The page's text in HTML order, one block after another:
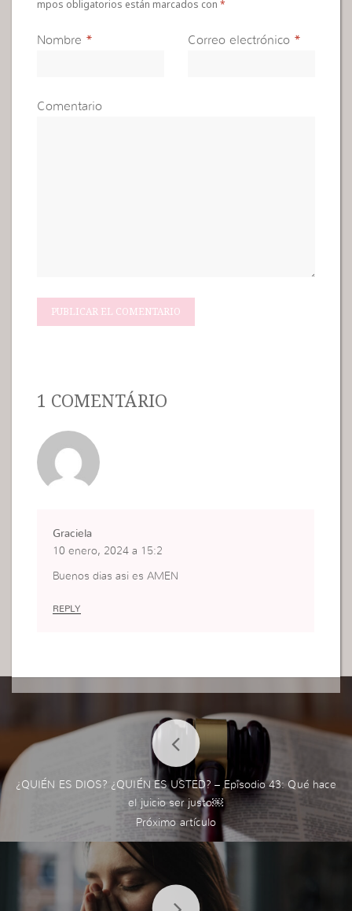
mpos obligatorios están marcados con*
Nombre * Correo electrónico *
Comentario
1 COMENTÁRIO
Graciela
10 enero, 2024 a 15:2
Buenos dias asi es AMEN
REPLY
¿QUIÉN ES DIOS? ¿QUIÉN ES USTED? – Episodio 43: Qué hace
el juicio ser justo￼